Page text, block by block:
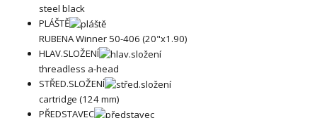
steel black
PLÁŠTĚ
RUBENA Winner 50-406 (20"x1.90)
HLAV.SLOŽENÍ
threadless a-head
STŘED.SLOŽENÍ
cartridge (124 mm)
PŘEDSTAVEC